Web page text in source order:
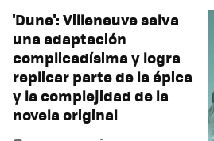
'Dune': Villeneuve salva
una adaptación
complicadísima y logra
replicar parte de la épica
y la complejidad de la
novela original